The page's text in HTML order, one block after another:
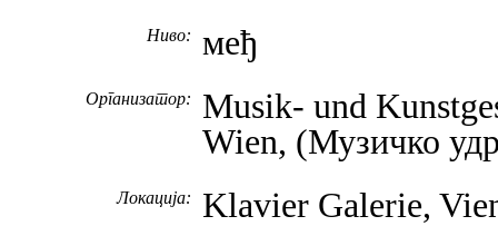
Ниво: међ
Организатор:
Musik- und
Wien, (Музичко
Локација: Klavier Galerie,